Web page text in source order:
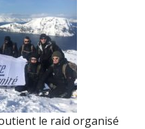
le raid organisé